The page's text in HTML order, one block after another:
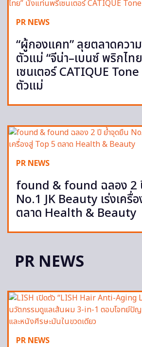
PR NEWS
“ผู้กองแคท” ลุยตลาดควา
ตัวแม่ “จีน่า–เบนซ์ พริกไ
เซนเตอร์ CATIQUE
ตัวแม่
PR NEWS
found & found ฉลอง 2
No.1 JK Beauty เร่งเครื่
ตลาด Health & Beauty
PR NEWS
PR NEWS